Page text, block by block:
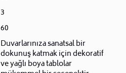
3
60
Duvarlarınıza sanatsal bir
dokunuş katmak için dekoratif
ve yağlı boya tablolar